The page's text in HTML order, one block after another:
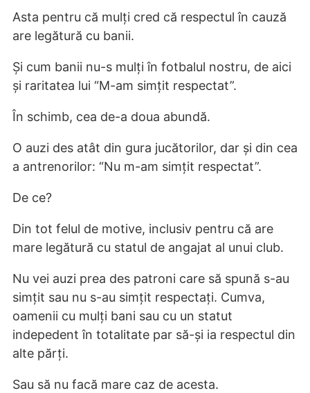
Asta pentru că mulți cred că respectul în cauză
are legătură cu banii.
Și cum banii nu-s mulți în fotbalul nostru, de aici
și raritatea lui “M-am simțit respectat”.
În schimb, cea de-a doua abundă.
O auzi des atât din gura jucătorilor, dar și din cea
a antrenorilor: “Nu m-am simțit respectat”.
De ce?
Din tot felul de motive, inclusiv pentru că are
mare legătură cu statul de angajat al unui club.
Nu vei auzi prea des patroni care să spună s-au
simțit sau nu s-au simțit respectați. Cumva,
oamenii cu mulți bani sau cu un statut
indepedent în totalitate par să-și ia respectul din
alte părți.
Sau să nu facă mare caz de acesta.